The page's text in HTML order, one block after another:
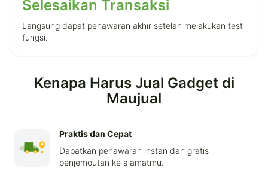
Selesaikan Transaksi
Langsung dapat penawaran akhir setelah melakukan test
fungsi.
Kenapa Harus Jual Gadget di
Maujual
Praktis dan Cepat
Dapatkan penawaran instan dan gratis
penjemoutan ke alamatmu.